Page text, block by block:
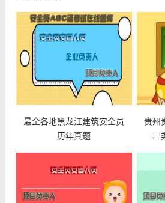
最全各地黑龙江建筑安全员
历年真题
贵州
三